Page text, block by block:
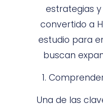
estrategias
convertido a
estudio para
buscan
1.
Una de las